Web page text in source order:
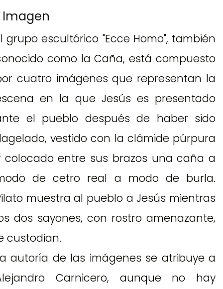
Imagen
grupo escultórico "Ecce Homo", también
como la Caña, está compuesto
cuatro imágenes que representan la
en la que Jesús es presentado
el pueblo después de haber sido
vestido con la clámide púrpura
colocado entre sus brazos una caña a
de cetro real a modo de burla.
muestra al pueblo a Jesús mientras
dos sayones, con rostro amenazante,
custodian.
autoría de las imágenes se atribuye a
Carnicero, aunque no hay